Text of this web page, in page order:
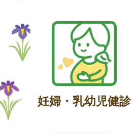
妊婦・乳幼児健診